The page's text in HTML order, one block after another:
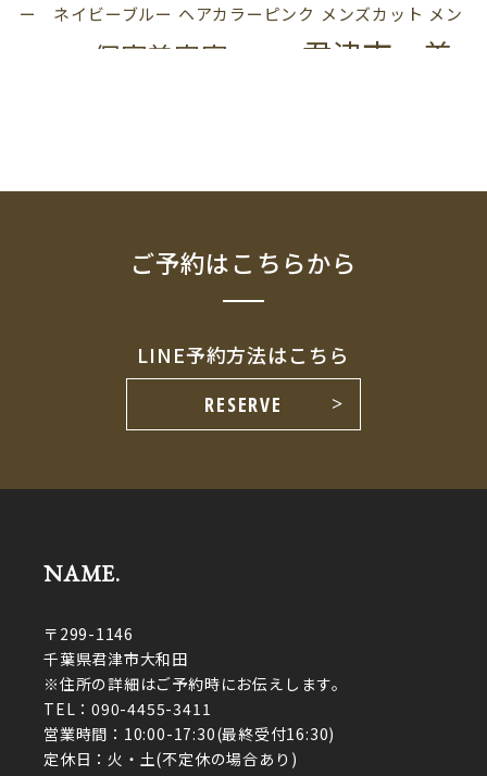
ー ネイビーブルー ヘアカラーピンク メンズカット メン
個室美容室
君津市 美
ご予約はこちらから
LINE予約方法はこちら
RESERVE
NAME.
〒299-1146
千葉県君津市大和田
※住所の詳細はご予約時にお伝えします。
TEL：090-4455-3411
営業時間：10:00-17:30(最終受付16:30)
定休日：火・土(不定休の場合あり)